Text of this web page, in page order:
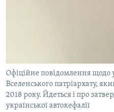
Офіційне повідомлення щодо
Вселенського патріархату,
2018 року. Йдеться і про
української автокефалії